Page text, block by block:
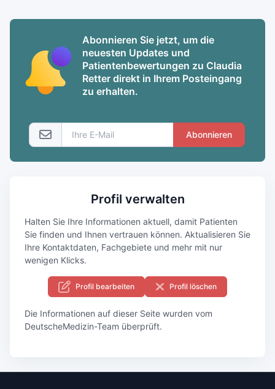
Abonnieren Sie jetzt, um die
neuesten Updates und
Patientenbewertungen zu Claudia
Retter direkt in Ihrem Posteingang
zu erhalten.
Abonnieren
Profil verwalten
Halten Sie Ihre Informationen aktuell, damit Patienten
Sie finden und Ihnen vertrauen können. Aktualisieren Sie
Ihre Kontaktdaten, Fachgebiete und mehr mit nur
wenigen Klicks.
Profil bearbeiten Profil löschen
Die Informationen auf dieser Seite wurden vom
DeutscheMedizin-Team überprüft.